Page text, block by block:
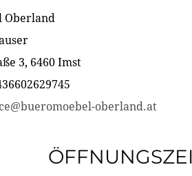
Oberland
3, 6460 Imst
oberland.at